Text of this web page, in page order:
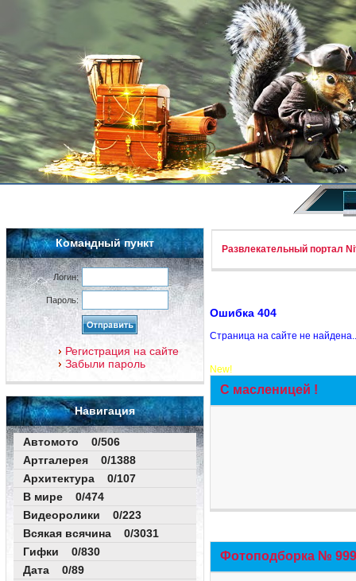
Командный пункт
Логин:
Пароль:
Регистрация на сайте
Забыли пароль
Навигация
Автомото 0/506
Артгалерея 0/1388
Архитектура 0/107
В мире 0/474
Видеоролики 0/223
Всякая всячина 0/3031
Гифки 0/830
Дата 0/89
Развлекательный портал
Ошибка 404
Страница на сайте не
New!
С масленицей !
Фотоподборка №